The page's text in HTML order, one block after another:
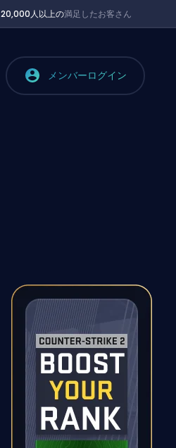
20,000人以上の満足したお客さん
メンバーログイン